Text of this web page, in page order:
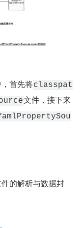
首先将classpat
文件，接下来
的解析与数据封